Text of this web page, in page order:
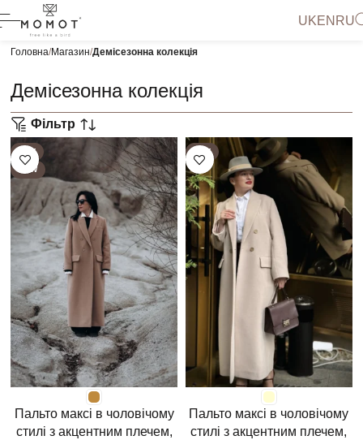
UKEN RU
Головна Магазин Демісезонна колекція
Демісезонна колекція
Фільтр
HOT
NEW
Пальто максі в чоловічому
стилі з акцентним плечем,
HOT
Пальто максі в чоловічому
стилі з акцентним плечем,